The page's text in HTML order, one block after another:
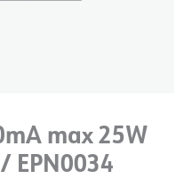
max 25W
EPN0034